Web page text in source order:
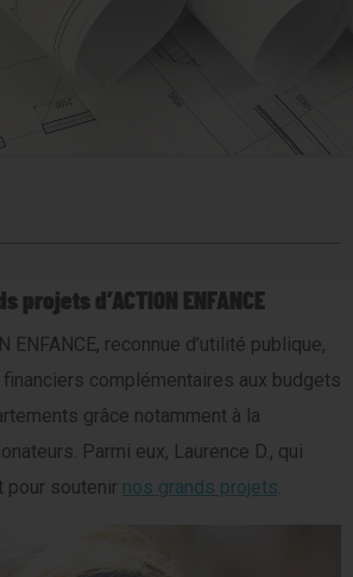
d’ACTION ENFANCE
ENFANCE, reconnue d’utilité publique,
complémentaires aux budgets
grâce notamment à la
Parmi eux, Laurence D., qui
pour soutenir nos grands projets.